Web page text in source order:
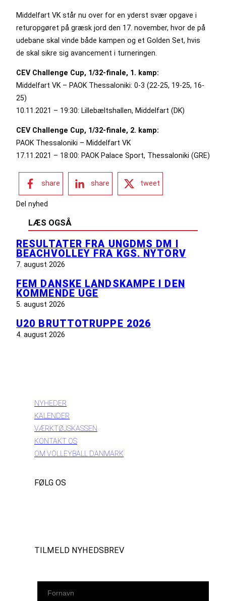
Middelfart VK står nu over for en yderst svær opgave i
returopgøret på græsk jord den 17. november, hvor de på
udebane skal vinde både kampen og et Golden Set, hvis
de skal sikre sig avancement i turneringen.
CEV Challenge Cup, 1/32-finale, 1. kamp:
Middelfart VK – PAOK Thessaloniki: 0-3 (22-25, 19-25, 16-
25)
10.11.2021 – 19:30: Lillebæltshallen, Middelfart (DK)
CEV Challenge Cup, 1/32-finale, 2. kamp:
PAOK Thessaloniki – Middelfart VK
17.11.2021 – 18:00: PAOK Palace Sport, Thessaloniki (GRE)
share share tweet
Del nyhed
LÆS OGSÅ
RESULTATER FRA UNGDMS DM I
BEACHVOLLEY FRA KGS. NYTORV
7. august 2026
FEM DANSKE LANDSKAMPE I DEN
KOMMENDE UGE
5. august 2026
U20 BRUTTOTRUPPE 2026
4. august 2026
NYHEDER
KALENDER
VÆRKTØJSKASSEN
KONTAKT OS
OM VOLLEYBALL DANMARK
FØLG OS
TILMELD NYHEDSBREV